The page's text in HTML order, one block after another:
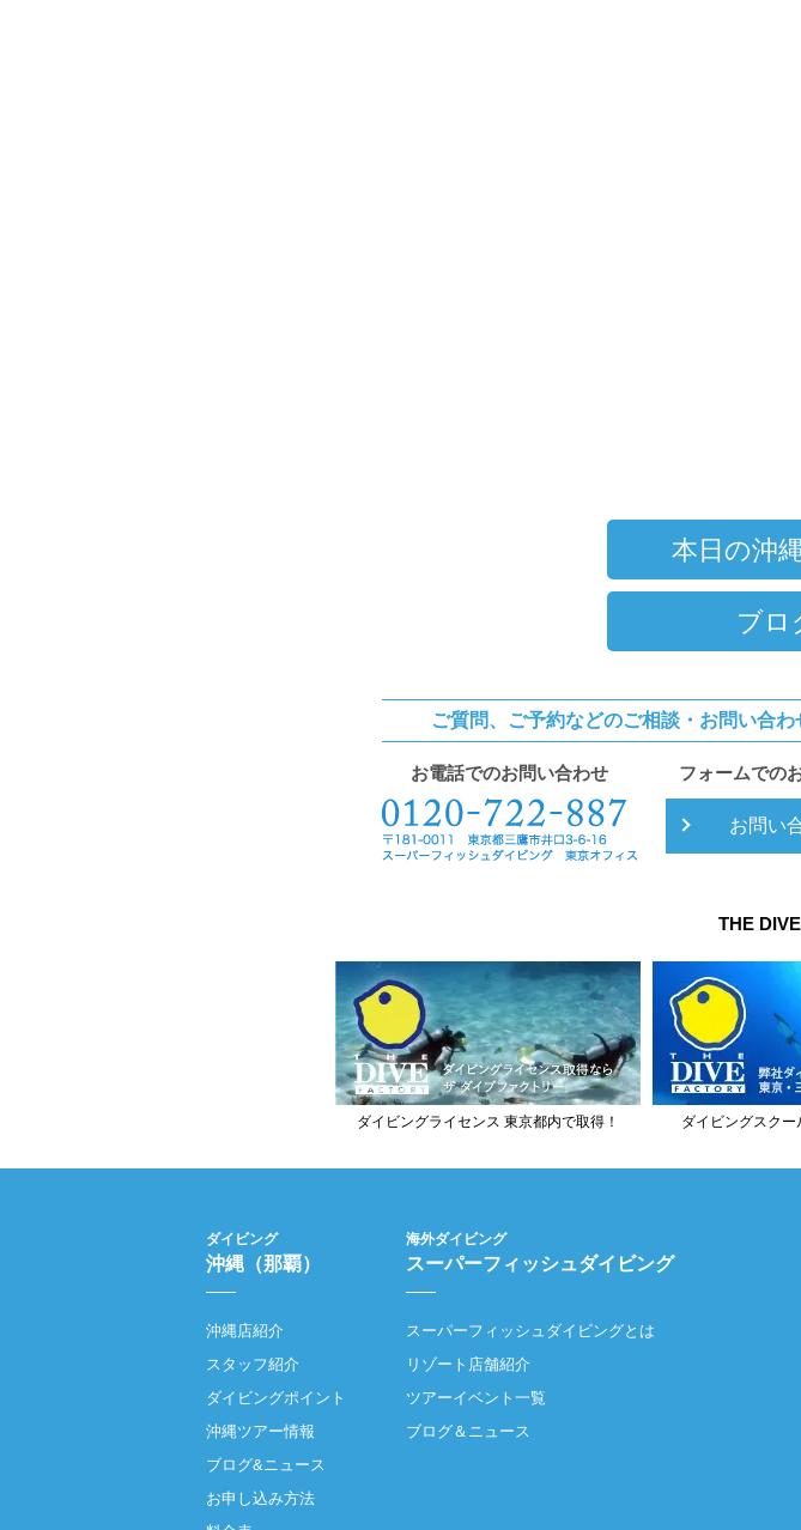
本日の沖
ブロ
ご質問、ご予約などのご相談・お問い合わ
お電話でのお問い合わせ フォームでの
お問い
THE
ダイビングライセンス 東京都内で取得！ ダイビングスクー
ダイビング
沖縄（那覇）
沖縄店紹介
スタッフ紹介
ダイビングポイント
沖縄ツアー情報
ブログ&ニュース
お申し込み方法
海外ダイビング
スーパーフィッシュダイビング
スーパーフィッシュダイビングとは
リゾート店舗紹介
ツアーイベント一覧
ブログ＆ニュース